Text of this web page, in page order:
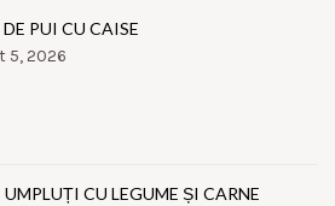
PUI CU CAISE
5, 2026
UMPLUȚI CU LEGUME ȘI CARNE